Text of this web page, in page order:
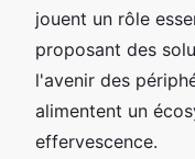
jouent un rôle
proposant des
l'avenir des
alimentent un
effervescence.